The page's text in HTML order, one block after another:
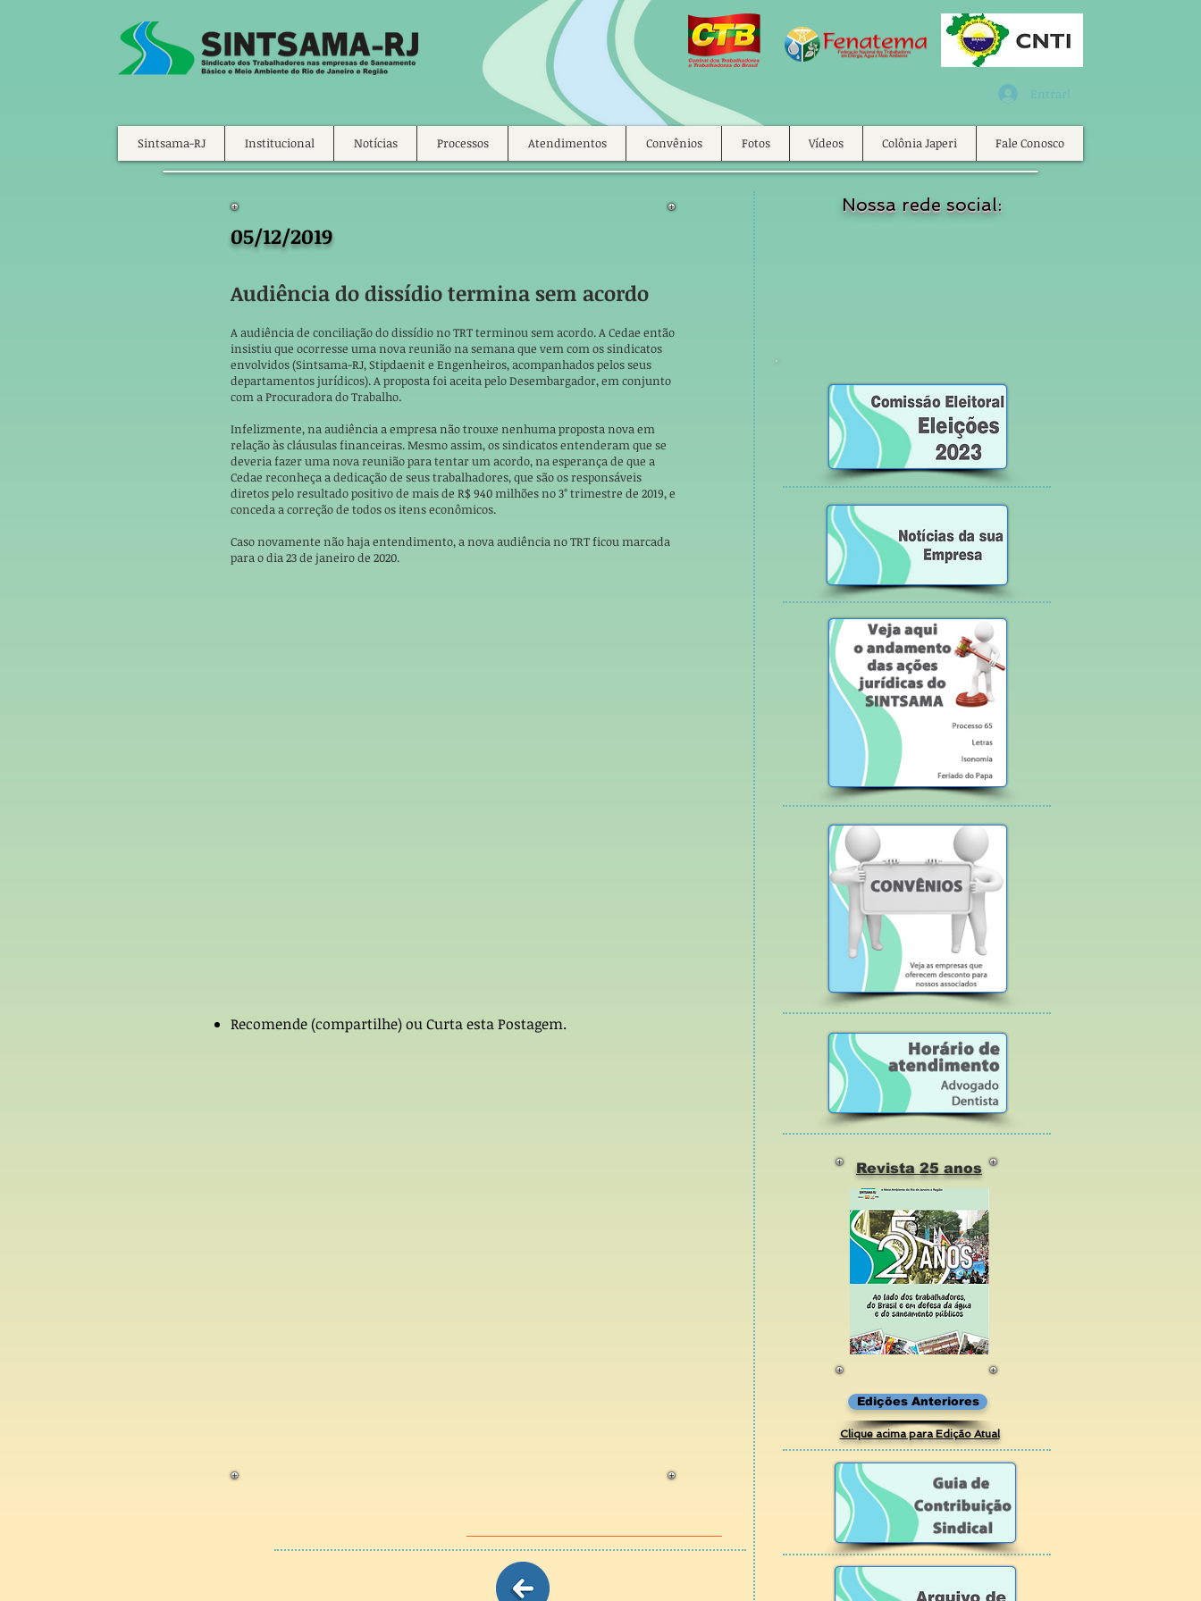
Entrar!
Sintsama-RJ Institucional Notícias Processos Atendimentos Convênios Fotos Vídeos Colônia Japeri Fale Conosco
05/12/2019
Audiência do dissídio termina sem acordo
A audiência de conciliação do dissídio no TRT terminou sem acordo. A Cedae então
insistiu que ocorresse uma nova reunião na semana que vem com os sindicatos
envolvidos (Sintsama-RJ, Stipdaenit e Engenheiros, acompanhados pelos seus
departamentos jurídicos). A proposta foi aceita pelo Desembargador, em conjunto
com a Procuradora do Trabalho.
Infelizmente, na audiência a empresa não trouxe nenhuma proposta nova em
relação às cláusulas financeiras. Mesmo assim, os sindicatos entenderam que se
deveria fazer uma nova reunião para tentar um acordo, na esperança de que a
Cedae reconheça a dedicação de seus trabalhadores, que são os responsáveis
diretos pelo resultado positivo de mais de R$ 940 milhões no 3° trimestre de 2019, e
conceda a correção de todos os itens econômicos.
Caso novamente não haja entendimento, a nova audiência no TRT ficou marcada
para o dia 23 de janeiro de 2020.
Recomende (compartilhe) ou Curta esta Postagem.
Nossa rede social:
Revista 25 anos
Edições Anteriores
Clique acima para Edição Atual